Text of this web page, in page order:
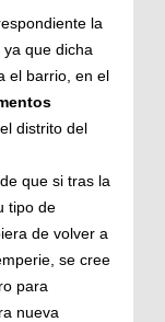
la
que dicha
el barrio, en el
distrito del
que si tras la
tipo de
de volver a
se cree
para
nueva